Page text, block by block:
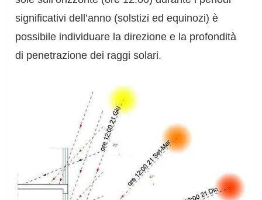
significativi dell’anno (solstizi ed equinozi) è
possibile individuare la direzione e la profondità
di penetrazione dei raggi solari.